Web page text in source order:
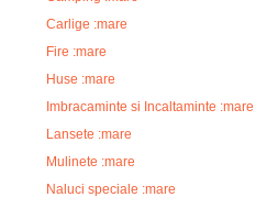
Carlige :mare
Fire :mare
Huse :mare
Imbracaminte si Incaltaminte :mare
Lansete :mare
Mulinete :mare
Naluci speciale :mare